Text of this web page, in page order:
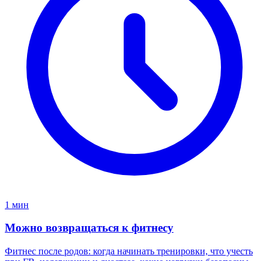
1 мин
Можно возвращаться к фитнесу
Фитнес после родов: когда начинать тренировки, что учесть